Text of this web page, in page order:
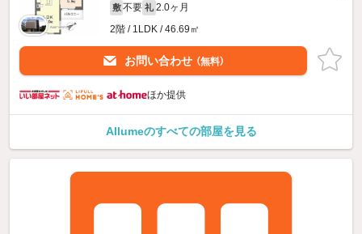
敷 不要 礼 2.0ヶ月
2階 / 1LDK / 46.69㎡
お問い合わせ （無料）
ほか提供
Allumeのすべての部屋を見る